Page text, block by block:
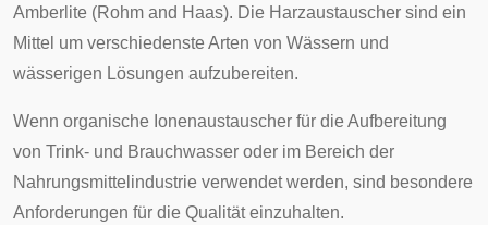
Amberlite (Rohm and Haas). Die Harzaustauscher sind ein
Mittel um verschiedenste Arten von Wässern und
wässerigen Lösungen aufzubereiten.
Wenn organische Ionenaustauscher für die Aufbereitung
von Trink- und Brauchwasser oder im Bereich der
Nahrungsmittelindustrie verwendet werden, sind besondere
Anforderungen für die Qualität einzuhalten.